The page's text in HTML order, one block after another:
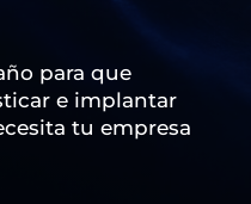
para que
e implantar
tu empresa